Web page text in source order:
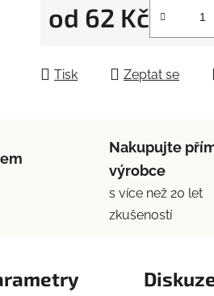
od 62 Kč
Tisk Zeptat se
Nakupujte
výrobce
s více než 20 let
zkušeností